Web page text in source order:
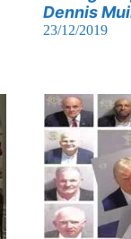
Dennis
23/12/2019